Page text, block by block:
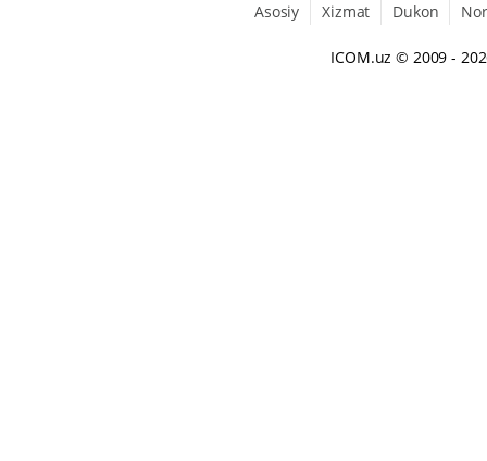
Asosiy Xizmat Dukon
ICOM.uz © 2009 -